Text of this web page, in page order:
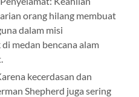
orang hilang membuat
dalam misi
medan bencana alam
kecerdasan dan
Shepherd juga sering